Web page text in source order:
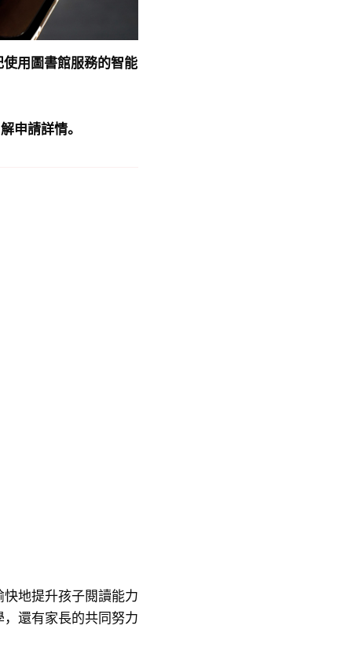
用圖書館服務的智能
申請詳情。
地提升孩子閱讀能力
還有家長的共同努力